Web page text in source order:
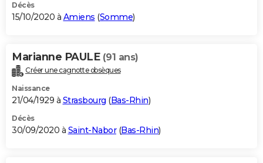
Décès
15/10/2020 à Amiens (Somme)
Marianne PAULE (91 ans)
Créer une cagnotte obsèques
Naissance
21/04/1929 à Strasbourg (Bas-Rhin)
Décès
30/09/2020 à Saint-Nabor(Bas-Rhin)